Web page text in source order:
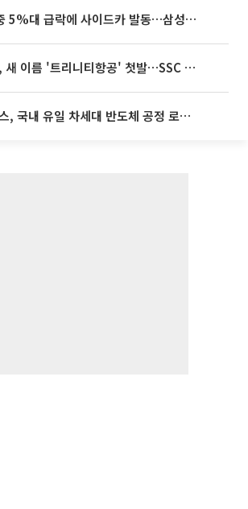
코스피, 장중 5%대 급락에 사이드카 발동…삼성·SK 동반 폭락
티웨이항공, 새 이름 '트리니티항공' 첫발…SSC 전략 본격화
라온로보틱스, 국내 유일 차세대 반도체 공정 로봇 개발 ‘고객사 테스트 진행’